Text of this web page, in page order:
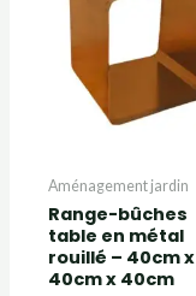
Aménagement jardin
Range-bûches
table en métal
rouillé – 40cm x
40cm x 40cm